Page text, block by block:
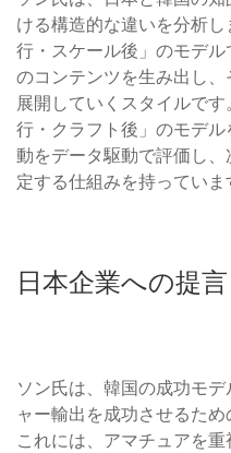
ける構造的な違いを分析
行・スケール後」のモデ
のコンテンツを生み出し
展開していくスタイルで
行・クラフト後」のモデ
動をデータ駆動で評価し
定する仕組みを持っていま
日本企業への提言
ソン氏は、韓国の成功モ
ャー輸出を成功させるため
これには、アマチュアを